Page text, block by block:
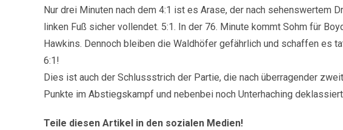
Nur drei Minuten nach dem 4:1 ist es Arase, der nach sehenswertem
linken Fuß sicher vollendet. 5:1. In der 76. Minute kommt Sohm für
Hawkins. Dennoch bleiben die Waldhöfer gefährlich und schaffen es
6:1!
Dies ist auch der Schlussstrich der Partie, die nach überragender
Punkte im Abstiegskampf und nebenbei noch Unterhaching
Teile diesen Artikel in den sozialen Medien!